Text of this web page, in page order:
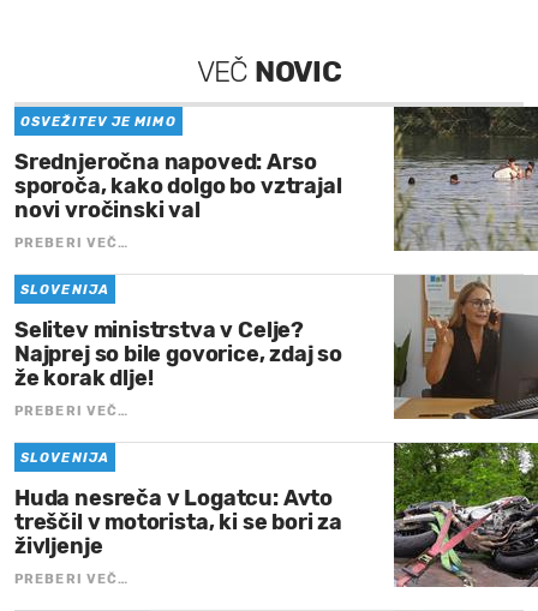
VEČ NOVIC
OSVEŽITEV JE MIMO
Srednjeročna napoved: Arso
sporoča, kako dolgo bo vztrajal
novi vročinski val
PREBERI VEČ…
SLOVENIJA
Selitev ministrstva v Celje?
Najprej so bile govorice, zdaj so
že korak dlje!
PREBERI VEČ…
SLOVENIJA
Huda nesreča v Logatcu: Avto
treščil v motorista, ki se bori za
življenje
PREBERI VEČ…